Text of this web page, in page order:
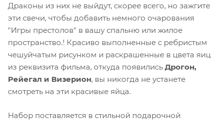
Драконы из них не выйдут, скорее всего, но зажгите
эти свечи, чтобы добавить немного очарования
"Игры престолов" в вашу спальню или жилое
пространство.! Красиво выполненные с ребристым
чешуйчатым рисунком и раскрашенные в цвета яиц
из реквизита фильма, откуда появились Дрогон,
Рейегал и Визерион, вы никогда не устанете
смотреть на эти красивые яйца.
Набор поставляется в стильной подарочной